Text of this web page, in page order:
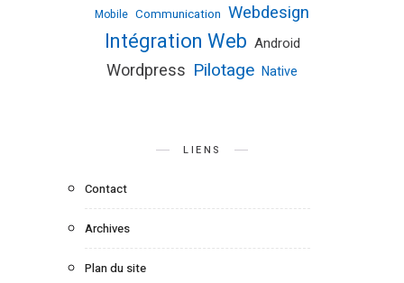
Mobile Communication Webdesign
Intégration Web Android
Wordpress Pilotage Native
LIENS
Contact
Archives
Plan du site